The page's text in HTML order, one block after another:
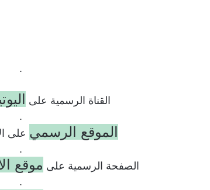
.
القناة الرسمية على
.
الموقع الرسمي على
.
الصفحة الرسمية على موقع
.